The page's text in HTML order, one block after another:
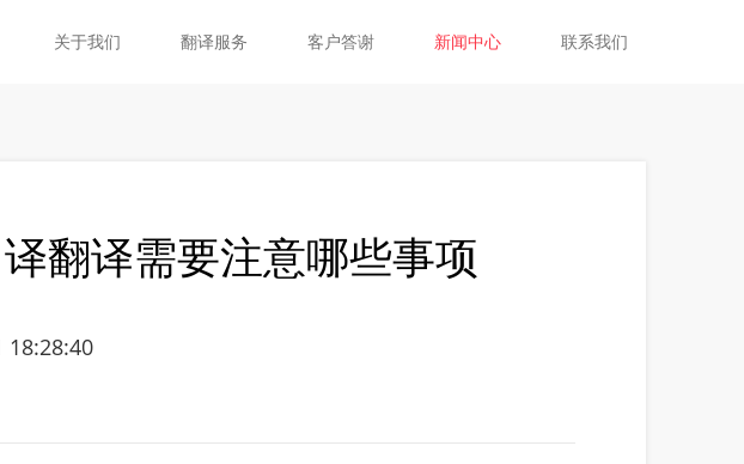
关于我们 翻译服务 客户答谢 新闻中心 联系我们
翻译需要注意哪些事项
18:28:40